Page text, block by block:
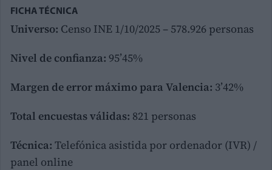
FICHA TÉCNICA
Universo: Censo INE 1/10/2025 – 578.926 personas
Nivel de confianza: 95’45%
Margen de error máximo para Valencia: 3’42%
Total encuestas válidas: 821 personas
Técnica: Telefónica asistida por ordenador (IVR) /
panel online